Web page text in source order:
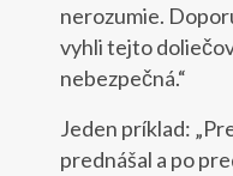
nerozumie.
vyhli tejto
nebezpečná.“
Jeden príklad:
prednášal a po